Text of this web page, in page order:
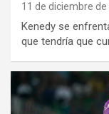
11 de diciembre de
Kenedy se
que tendría que